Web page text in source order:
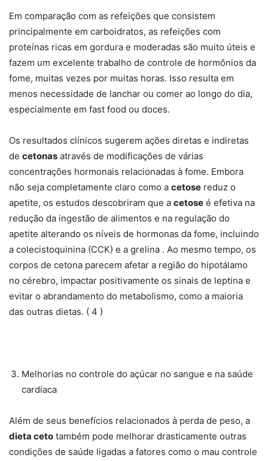
Em comparação com as refeições que consistem
principalmente em carboidratos, as refeições com
proteínas ricas em gordura e moderadas são muito úteis e
fazem um excelente trabalho de controle de hormônios da
fome, muitas vezes por muitas horas. Isso resulta em
menos necessidade de lanchar ou comer ao longo do dia,
especialmente em fast food ou doces.
Os resultados clínicos sugerem ações diretas e indiretas
de cetonas através de modificações de várias
concentrações hormonais relacionadas à fome. Embora
não seja completamente claro como a cetose reduz o
apetite, os estudos descobriram que a cetose é efetiva na
redução da ingestão de alimentos e na regulação do
apetite alterando os níveis de hormonas da fome, incluindo
a colecistoquinina (CCK) e a grelina . Ao mesmo tempo, os
corpos de cetona parecem afetar a região do hipotálamo
no cérebro, impactar positivamente os sinais de leptina e
evitar o abrandamento do metabolismo, como a maioria
das outras dietas. ( 4 )
Melhorias no controle do açúcar no sangue e na saúde
cardíaca
Além de seus benefícios relacionados à perda de peso, a
dieta ceto também pode melhorar drasticamente outras
condições de saúde ligadas a fatores como o mau controle